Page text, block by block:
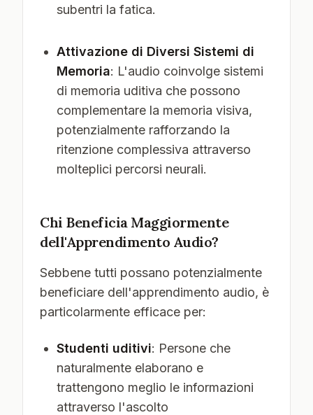
subentri la fatica.
Attivazione di Diversi Sistemi di
Memoria: L'audio coinvolge sistemi
di memoria uditiva che possono
complementare la memoria visiva,
potenzialmente rafforzando la
ritenzione complessiva attraverso
molteplici percorsi neurali.
Chi Beneficia Maggiormente
dell'Apprendimento Audio?
Sebbene tutti possano potenzialmente
beneficiare dell'apprendimento audio, è
particolarmente efficace per:
Studenti uditivi: Persone che
naturalmente elaborano e
trattengono meglio le informazioni
attraverso l'ascolto